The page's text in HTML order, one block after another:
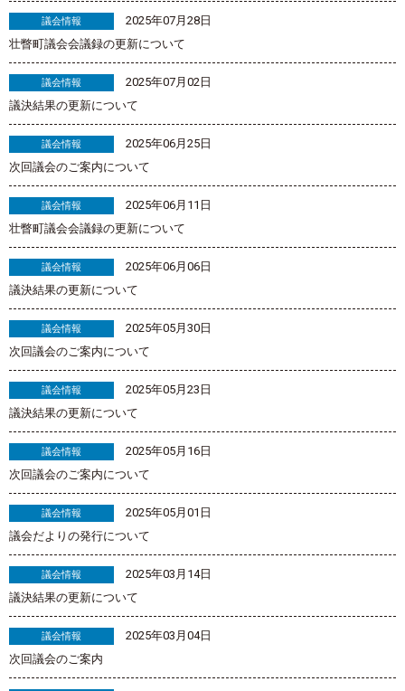
議会情報
2025年07月28日
壮瞥町議会会議録の更新について
議会情報
2025年07月02日
議決結果の更新について
議会情報
2025年06月25日
次回議会のご案内について
議会情報
2025年06月11日
壮瞥町議会会議録の更新について
議会情報
2025年06月06日
議決結果の更新について
議会情報
2025年05月30日
次回議会のご案内について
議会情報
2025年05月23日
議決結果の更新について
議会情報
2025年05月16日
次回議会のご案内について
議会情報
2025年05月01日
議会だよりの発行について
議会情報
2025年03月14日
議決結果の更新について
議会情報
2025年03月04日
次回議会のご案内